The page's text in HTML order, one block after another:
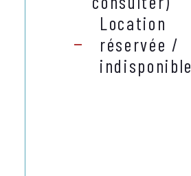
Location
réservée /
indisponible